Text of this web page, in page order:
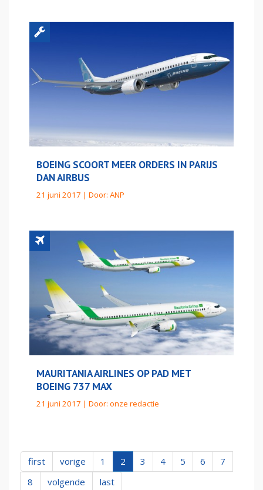
BOEING SCOORT MEER ORDERS IN PARIJS
DAN AIRBUS
21 juni 2017 | Door: ANP
MAURITANIA AIRLINES OP PAD MET
BOEING 737 MAX
21 juni 2017 | Door: onze redactie
first vorige 1 2 3 4 5 6
7
8
volgende last